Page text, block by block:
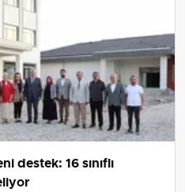
destek: 16 sınıflı